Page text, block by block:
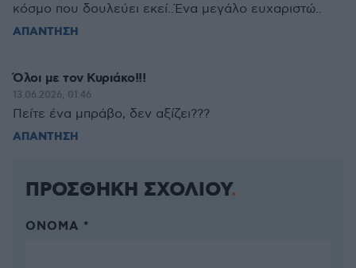
κόσμο που δουλεύει εκεί..Ένα μεγάλο ευχαριστώ..
ΑΠΑΝΤΗΣΗ
Όλοι με τον Κυριάκο!!!
13.06.2026, 01:46
Πείτε ένα μπράβο, δεν αξίζει???
ΑΠΑΝΤΗΣΗ
ΠΡΟΣΘΗΚΗ ΣΧΟΛΙΟΥ
ΌΝΟΜΑ *